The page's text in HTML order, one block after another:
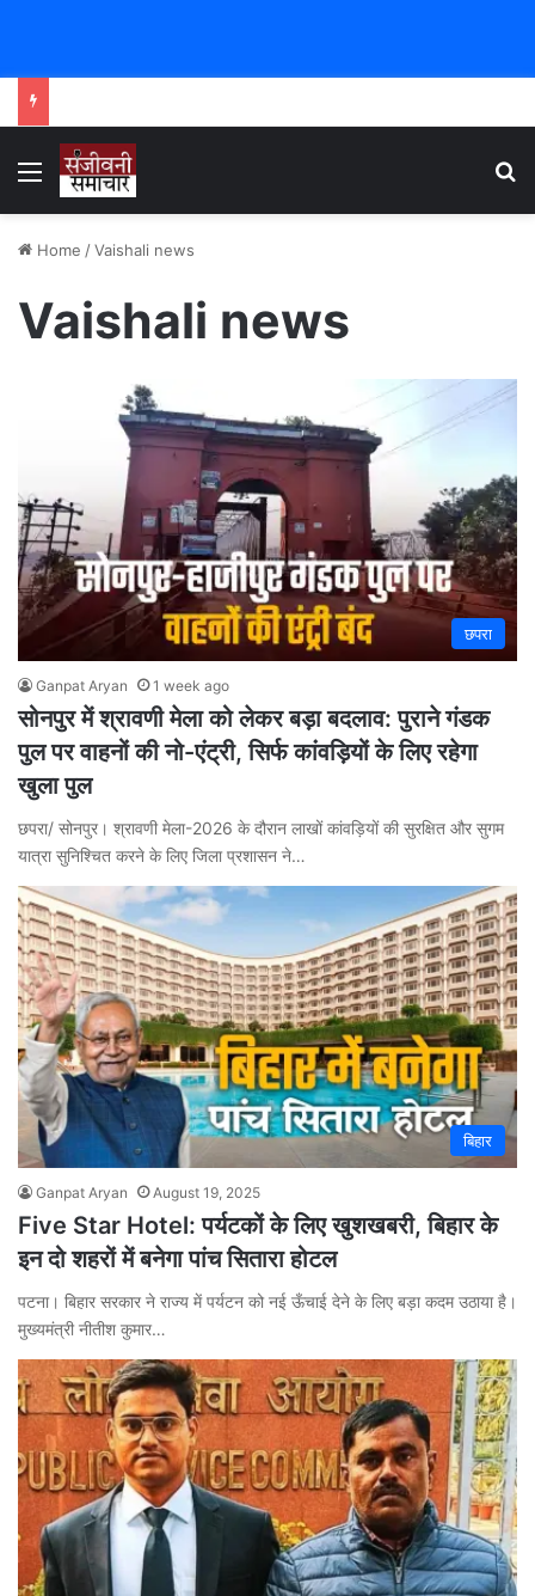
Menu
Home /Vaishali news
Vaishali news
छपरा
Ganpat Aryan 1 week ago
सोनपुर में श्रावणी मेला को लेकर बड़ा बदलाव: पुराने गंडक
पुल पर वाहनों की नो-एंट्री, सिर्फ कांवड़ियों के लिए रहेगा
खुला पुल
छपरा/ सोनपुर। श्रावणी मेला-2026 के दौरान लाखों कांवड़ियों की सुरक्षित और सुगम
यात्रा सुनिश्चित करने के लिए जिला प्रशासन ने…
बिहार
Ganpat Aryan August 19, 2025
Five Star Hotel: पर्यटकों के लिए खुशखबरी, बिहार के
इन दो शहरों में बनेगा पांच सितारा होटल
पटना। बिहार सरकार ने राज्य में पर्यटन को नई ऊँचाई देने के लिए बड़ा कदम उठाया है।
मुख्यमंत्री नीतीश कुमार…